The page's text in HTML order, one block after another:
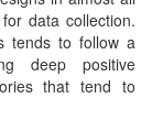
data collection.
tends to follow a
deep positive
that tend to